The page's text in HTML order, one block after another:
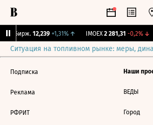
Бирж. 12,239 +1,31%↑ IMOEX 2 281,31 -0,2%↓
Ситуация на топливном рынке: меры,
Подписка
Реклама
РФРИТ
Наши
ВЕДЫ
Город